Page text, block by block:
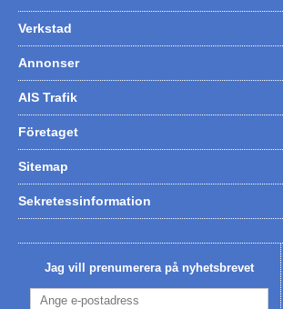
Verkstad
Annonser
AIS Trafik
Företaget
Sitemap
Sekretessinformation
Jag vill prenumerera på nyhetsbrevet